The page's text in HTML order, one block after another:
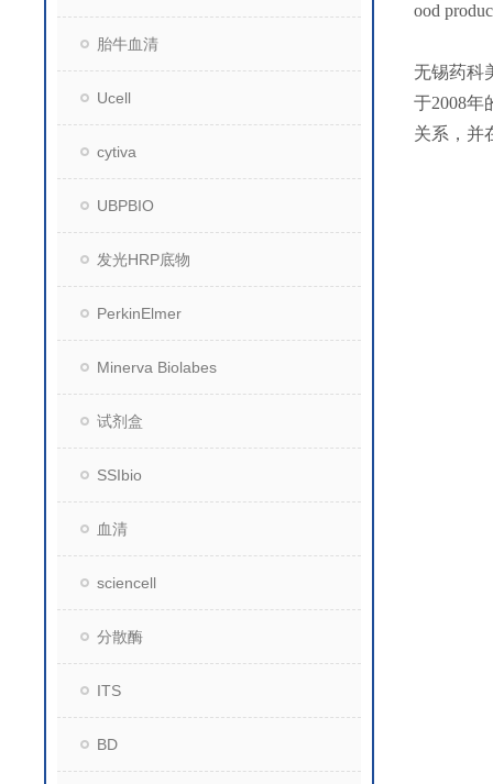
胎牛血清
Ucell
cytiva
UBPBIO
发光HRP底物
PerkinElmer
Minerva Biolabes
试剂盒
SSIbio
血清
sciencell
分散酶
ITS
BD
ood
无锡药科
于2008年
关系，并